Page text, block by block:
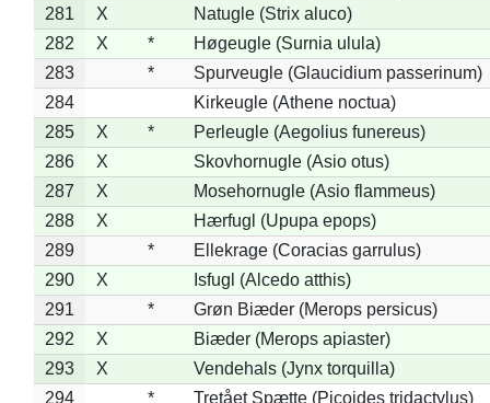
281
X
Natugle (Strix aluco)
282
X *
Høgeugle (Surnia ulula)
283
*
Spurveugle (Glaucidium passerinum)
284
Kirkeugle (Athene noctua)
285
X *
Perleugle (Aegolius funereus)
286
X
Skovhornugle (Asio otus)
287
X
Mosehornugle (Asio flammeus)
288
X
Hærfugl (Upupa epops)
289
*
Ellekrage (Coracias garrulus)
290
X
Isfugl (Alcedo atthis)
291
*
Grøn Biæder (Merops persicus)
292
X
Biæder (Merops apiaster)
293
X
Vendehals (Jynx torquilla)
294
*
Tretået Spætte (Picoides tridactylus)